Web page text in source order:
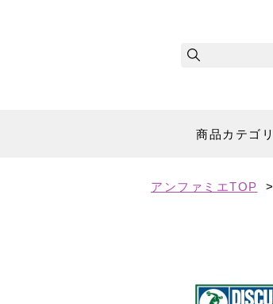
商品カテゴリ
アンファミエTOP >